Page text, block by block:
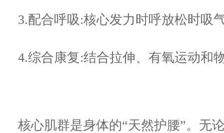
3.配合呼吸:核心发力时呼放松时吸
4.综合康复:结合拉伸、有氧运动和
核心肌群是身体的“天然护腰”。无